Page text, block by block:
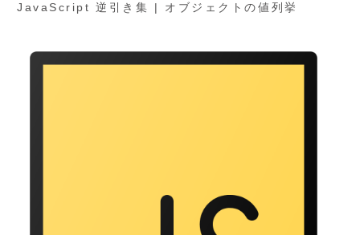
JavaScript 逆引き集 | オブジェクトの値列挙